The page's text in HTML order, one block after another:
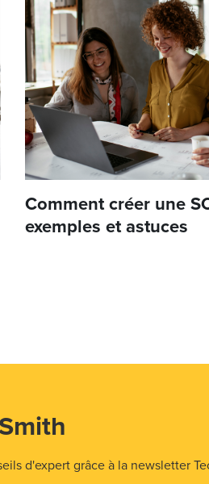
Comment créer une
exemples et astuces
d'expert grâce à la newsletter